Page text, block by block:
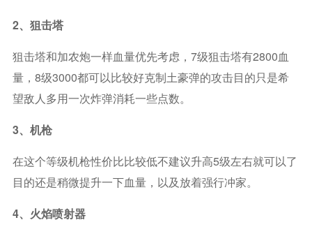
2、狙击塔
狙击塔和加农炮一样血量优先考虑，7级狙击塔有2800血
量，8级3000都可以比较好克制土豪弹的攻击目的只是希
望敌人多用一次炸弹消耗一些点数。
3、机枪
在这个等级机枪性价比比较低不建议升高5级左右就可以了
目的还是稍微提升一下血量，以及放着强行冲家。
4、火焰喷射器